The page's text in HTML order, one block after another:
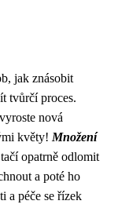
jak znásobit
tvůrčí proces.
nová
květy! Množení
opatrně odlomit
a poté ho
a péče se řízek